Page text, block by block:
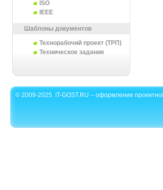
ISO
IEEE
Шаблоны документов
Технорабочий проект (ТРП)
Техническое задание
© 2009-2025. IT-GOST.RU – оформление